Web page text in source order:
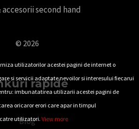
accesorii second hand
© 2026
rapide
Blog
utilizatorilor acestei pagini de internet o
si servicii adaptate nevoilor si interesului fiecarui
imbunatatirea utilizarii acestei pagini de
oricaror erori care apar in timpul
utilizatori. View more